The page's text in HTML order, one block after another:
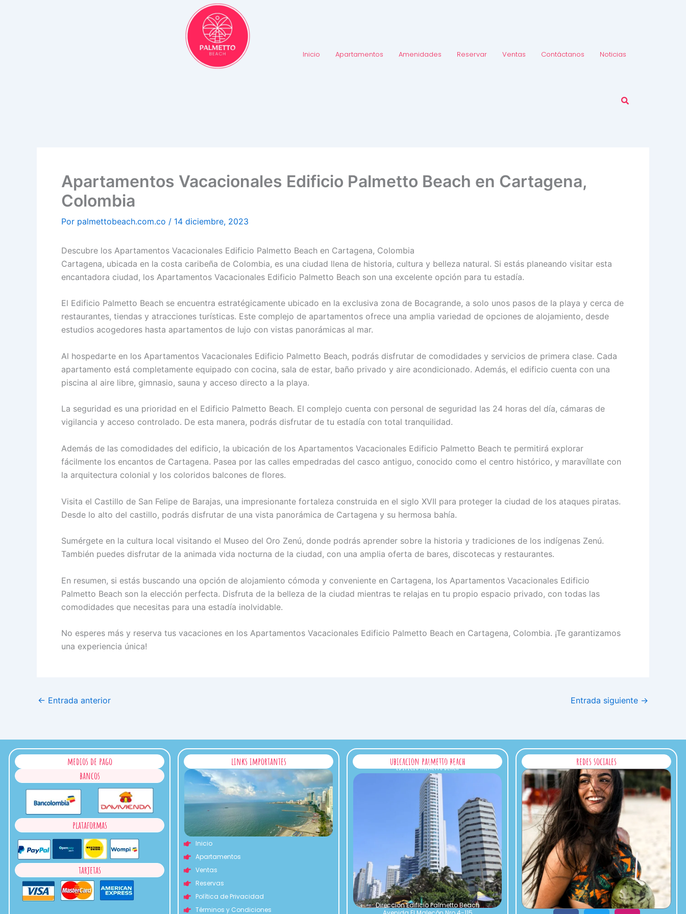
Inicio Apartamentos Amenidades Reservar Ventas Contáctanos Noticias
Apartamentos Vacacionales Edificio Palmetto Beach en Cartagena,
Colombia
Por palmettobeach.com.co / 14 diciembre, 2023
Descubre los Apartamentos Vacacionales Edificio Palmetto Beach en Cartagena, Colombia
Cartagena, ubicada en la costa caribeña de Colombia, es una ciudad llena de historia, cultura y belleza natural. Si estás planeando visitar esta
encantadora ciudad, los Apartamentos Vacacionales Edificio Palmetto Beach son una excelente opción para tu estadía.
El Edificio Palmetto Beach se encuentra estratégicamente ubicado en la exclusiva zona de Bocagrande, a solo unos pasos de la playa y cerca de
restaurantes, tiendas y atracciones turísticas. Este complejo de apartamentos ofrece una amplia variedad de opciones de alojamiento, desde
estudios acogedores hasta apartamentos de lujo con vistas panorámicas al mar.
Al hospedarte en los Apartamentos Vacacionales Edificio Palmetto Beach, podrás disfrutar de comodidades y servicios de primera clase. Cada
apartamento está completamente equipado con cocina, sala de estar, baño privado y aire acondicionado. Además, el edificio cuenta con una
piscina al aire libre, gimnasio, sauna y acceso directo a la playa.
La seguridad es una prioridad en el Edificio Palmetto Beach. El complejo cuenta con personal de seguridad las 24 horas del día, cámaras de
vigilancia y acceso controlado. De esta manera, podrás disfrutar de tu estadía con total tranquilidad.
Además de las comodidades del edificio, la ubicación de los Apartamentos Vacacionales Edificio Palmetto Beach te permitirá explorar
fácilmente los encantos de Cartagena. Pasea por las calles empedradas del casco antiguo, conocido como el centro histórico, y maravíllate con
la arquitectura colonial y los coloridos balcones de flores.
Visita el Castillo de San Felipe de Barajas, una impresionante fortaleza construida en el siglo XVII para proteger la ciudad de los ataques piratas.
Desde lo alto del castillo, podrás disfrutar de una vista panorámica de Cartagena y su hermosa bahía.
Sumérgete en la cultura local visitando el Museo del Oro Zenú, donde podrás aprender sobre la historia y tradiciones de los indígenas Zenú.
También puedes disfrutar de la animada vida nocturna de la ciudad, con una amplia oferta de bares, discotecas y restaurantes.
En resumen, si estás buscando una opción de alojamiento cómoda y conveniente en Cartagena, los Apartamentos Vacacionales Edificio
Palmetto Beach son la elección perfecta. Disfruta de la belleza de la ciudad mientras te relajas en tu propio espacio privado, con todas las
comodidades que necesitas para una estadía inolvidable.
No esperes más y reserva tus vacaciones en los Apartamentos Vacacionales Edificio Palmetto Beach en Cartagena, Colombia. ¡Te garantizamos
una experiencia única!
← Entrada anterior Entrada siguiente →
medios de pago
bancos
plataformas
tarjetas
links importantes
Inicio
Apartamentos
Ventas
Reservas
Política de Privacidad
Términos y Condiciones
ubicacion palmetto beach
EDIFICIO PALMETTO BEACH
Direccion Edificio Palmetto Beach
redes sociales